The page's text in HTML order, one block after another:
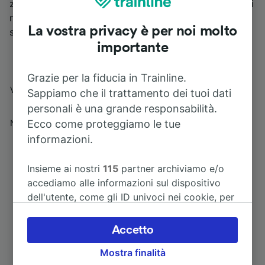
zona. Sulla strada per Novara poi sono stati rinvenuti i
resti di un acquedotto romano che presumibilmente
serviva la città in epoca antica
Indirizzo
Via Stazione, 12 - 28010 Caltignaga (NO
Orari biglietteria
Non presente
Itinerari più popolari da Caltignaga
La vostra privacy è per noi molto
importante
Grazie per la fiducia in Trainline.
Sappiamo che il trattamento dei tuoi dati
personali è una grande responsabilità.
Ecco come proteggiamo le tue
informazioni.
Insieme ai nostri115 partner archiviamo e/o
accediamo alle informazioni sul dispositivo
dell'utente, come gli ID univoci nei cookie, per
accettare o gestire le proprie scelte facendo
clic di seguito, tra cui il proprio diritto di
opporsi sulla base di un interesse legittimo o
Mostra finalità
Accetto